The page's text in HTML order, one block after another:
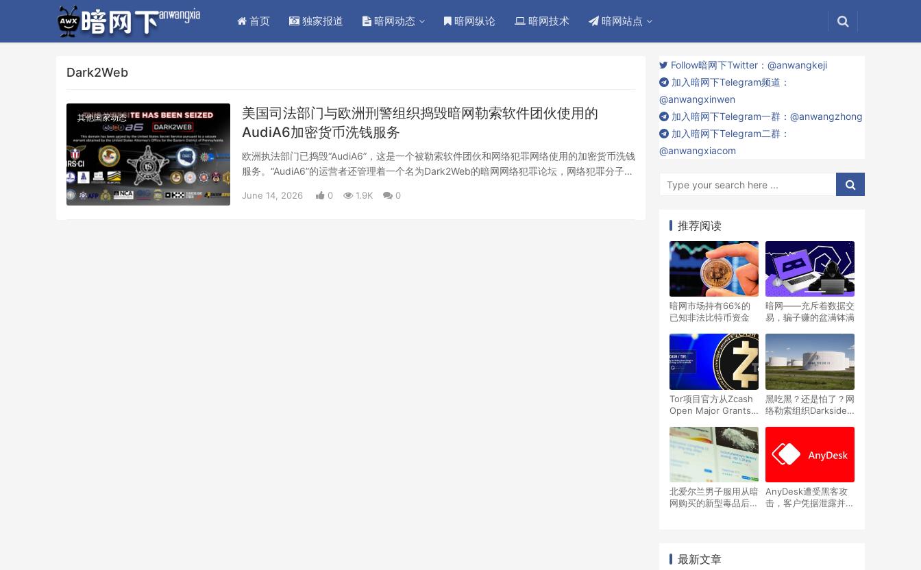
首页 独家报道 暗网动态 暗网纵论 暗网技术 暗网站点
Dark2Web
其他国家动态
美国司法部门与欧洲刑警组织捣毁暗网勒索软件团伙使用的
AudiA6加密货币洗钱服务
欧洲执法部门已捣毁“AudiA6”，这是一个被勒索软件团伙和网络犯罪网络使用的加密货币洗钱
服务。“AudiA6”的运营者还管理着一个名为Dark2Web的暗网网络犯罪论坛，网络犯罪分子在
封横幅。
June 14, 2026 0 1.9K 0
Follow暗网下Twitter：@anwangkeji
加入暗网下Telegram频道：
@anwangxinwen
加入暗网下Telegram一群：@anwangzhong
加入暗网下Telegram二群：
@anwangxiacom
推荐阅读
暗网市场持有66%的
已知非法比特币资金
暗网——充斥着数据交
易，骗子赚的盆满钵满
Tor项目官方从Zcash
Open Major Grants
获得67万美元用于编
程语言升级
黑吃黑？还是怕了？网
络勒索组织Darkside
北爱尔兰男子服用从暗
网购买的新型毒品后死
AnyDesk遭受黑客攻
击，客户凭据泄露并在
最新文章